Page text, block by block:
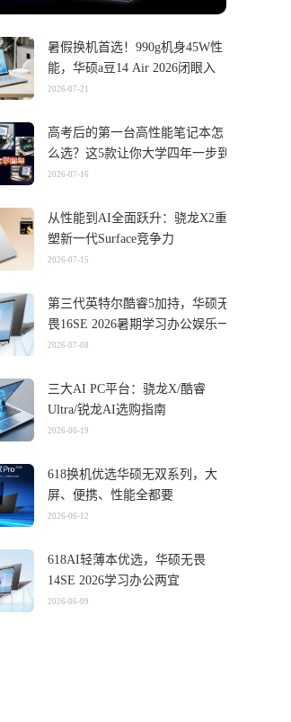
暑假换机首选！990g机身45W性
能，华硕a豆14 Air 2026闭眼入
2026-07-21
高考后的第一台高性能笔记本怎
么选？这5款让你大学四年一步到
位
2026-07-16
从性能到AI全面跃升：骁龙X2重
塑新一代Surface竞争力
2026-07-15
第三代英特尔酷睿5加持，华硕无
畏16SE 2026暑期学习办公娱乐一
机搞定
2026-07-08
三大AI PC平台：骁龙X/酷睿
Ultra/锐龙AI选购指南
2026-06-19
618换机优选华硕无双系列，大
屏、便携、性能全都要
2026-06-12
618AI轻薄本优选，华硕无畏
14SE 2026学习办公两宜
2026-06-09